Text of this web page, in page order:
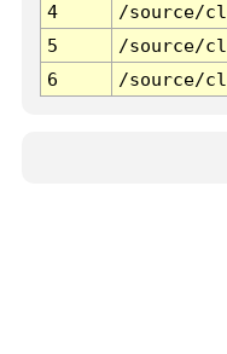
4
/source/
5
/source/
6
/source/